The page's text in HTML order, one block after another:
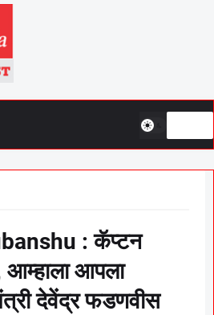
: कॅप्टन
आम्हाला आपला
देवेंद्र फडणवीस